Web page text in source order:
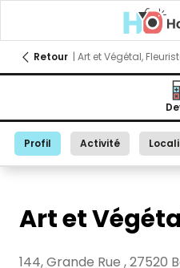
Retour | Art et Végétal,
Profil Activité
Art et
144, Grande Rue ,